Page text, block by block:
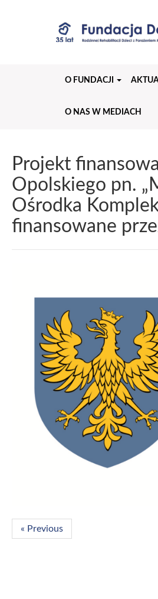
O FUNDACJI
O NAS W MEDIACH
Projekt
Opolskiego pn.
Ośrodka
finansowane
« Previous